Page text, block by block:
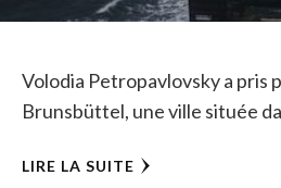
Volodia Petropavlovsky a pris
Brunsbüttel, une ville située
LIRE LA SUITE